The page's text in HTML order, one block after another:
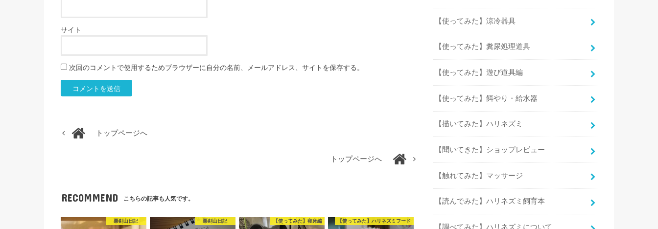
サイト
次回のコメントで使用するためブラウザーに自分の名前、メールアドレス、サイトを保存する。
トップページへ
トップページへ
RECOMMEND こちらの記事も人気です。
栗剣山日記 栗剣山日記 【使ってみた】寝床編 【使ってみた】ハリネズミフード
【使ってみた】涼冷器具
【使ってみた】糞尿処理道具
【使ってみた】遊び道具編
【使ってみた】餌やり・給水器
【描いてみた】ハリネズミ
【聞いてきた】ショップレビュー
【触れてみた】マッサージ
【読んでみた】ハリネズミ飼育本
【調べてみた】ハリネズミについて